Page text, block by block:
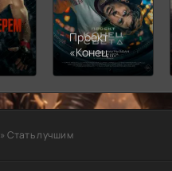
Проект
«Конец
света»
» Стать лучшим